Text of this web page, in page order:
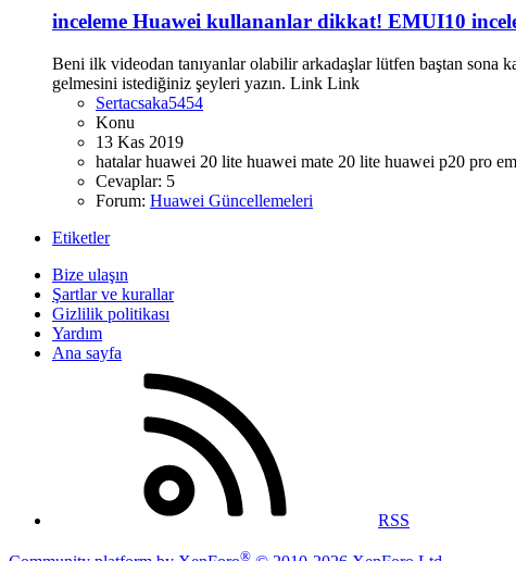
inceleme Huawei kullananlar dikkat! EMUI10
Beni ilk videodan tanıyanlar olabilir arkadaşlar lütfen baştan sona
gelmesini istediğiniz şeyleri yazın. Link Link
Sertacsaka5454
Konu
13 Kas 2019
hatalarhuawei 20 lite huawei mate 20 lite huawei p20 pro
Cevaplar: 5
Forum: Huawei Güncellemeleri
Etiketler
Bize ulaşın
Şartlar ve kurallar
Gizlilik politikası
Yardım
Ana sayfa
RSS
®